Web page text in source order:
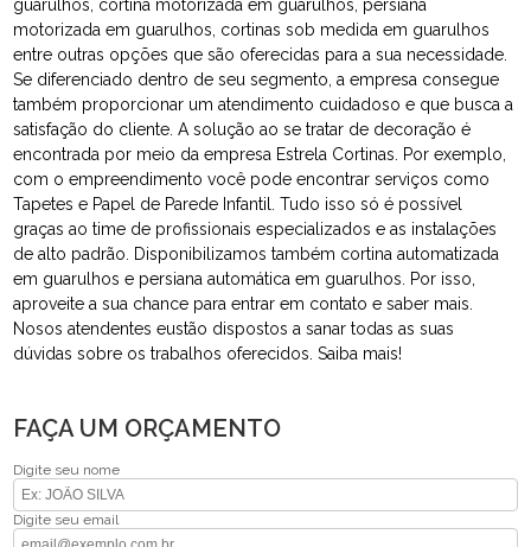
guarulhos, cortina motorizada em guarulhos, persiana
motorizada em guarulhos, cortinas sob medida em guarulhos
entre outras opções que são oferecidas para a sua necessidade.
Se diferenciado dentro de seu segmento, a empresa consegue
também proporcionar um atendimento cuidadoso e que busca a
satisfação do cliente. A solução ao se tratar de decoração é
encontrada por meio da empresa Estrela Cortinas. Por exemplo,
com o empreendimento você pode encontrar serviços como
Tapetes e Papel de Parede Infantil. Tudo isso só é possível
graças ao time de profissionais especializados e as instalações
de alto padrão. Disponibilizamos também cortina automatizada
em guarulhos e persiana automática em guarulhos. Por isso,
aproveite a sua chance para entrar em contato e saber mais.
Nosos atendentes eustão dispostos a sanar todas as suas
dúvidas sobre os trabalhos oferecidos. Saiba mais!
FAÇA UM ORÇAMENTO
Digite seu nome
Digite seu email